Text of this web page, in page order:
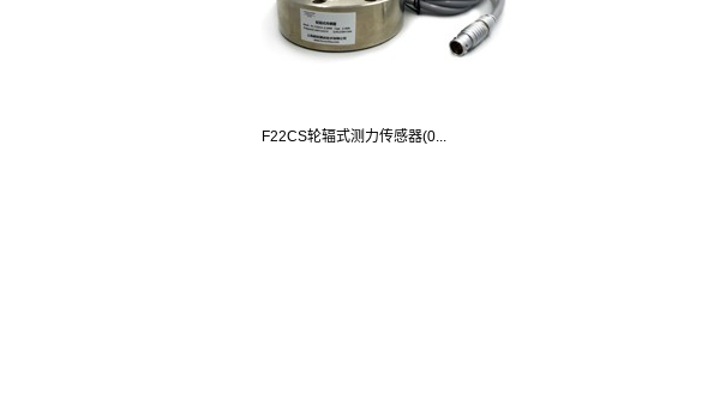
F22CS轮辐式测力传感器(0...